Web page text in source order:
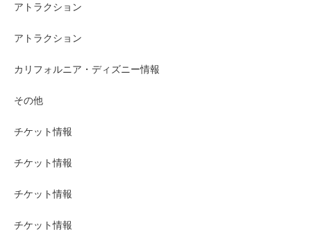
アトラクション
アトラクション
カリフォルニア・ディズニー情報
その他
チケット情報
チケット情報
チケット情報
チケット情報